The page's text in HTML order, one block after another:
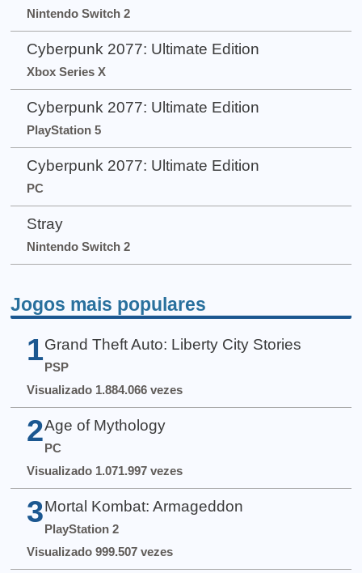
Nintendo Switch 2
Cyberpunk 2077: Ultimate Edition
Xbox Series X
Cyberpunk 2077: Ultimate Edition
PlayStation 5
Cyberpunk 2077: Ultimate Edition
PC
Stray
Nintendo Switch 2
Jogos mais populares
1 Grand Theft Auto: Liberty City Stories
PSP
Visualizado 1.884.066 vezes
2 Age of Mythology
PC
Visualizado 1.071.997 vezes
3 Mortal Kombat: Armageddon
PlayStation 2
Visualizado 999.507 vezes